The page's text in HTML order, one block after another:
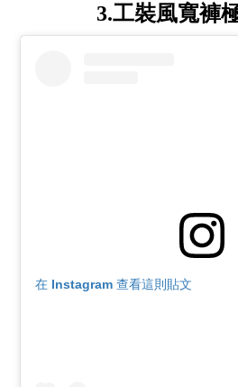
3.工裝風寬褲
在 Instagram 查看這則貼文